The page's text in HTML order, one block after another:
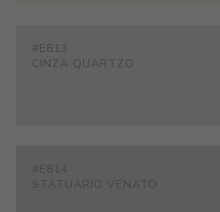
#E813
CINZA QUARTZO